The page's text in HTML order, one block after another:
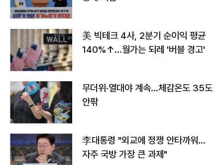
美 빅테크 4사, 2분기 순이익 평균
140%↑…월가는 되레 '버블 경고'
무더위·열대야 계속…체감온도 35도
안팎
李대통령 "외교에 정쟁 안타까워…
자주 국방 가장 큰 과제"